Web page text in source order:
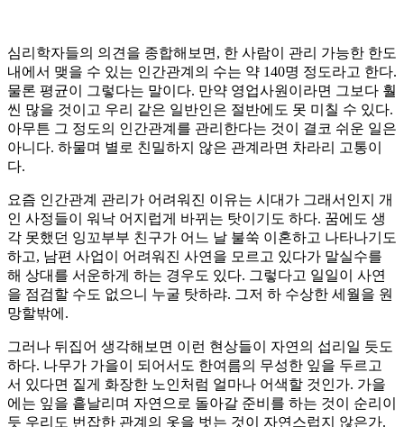
심리학자들의 의견을 종합해보면, 한 사람이 관리 가능한 한도
내에서 맺을 수 있는 인간관계의 수는 약 140명 정도라고 한다.
물론 평균이 그렇다는 말이다. 만약 영업사원이라면 그보다 훨
씬 많을 것이고 우리 같은 일반인은 절반에도 못 미칠 수 있다.
아무튼 그 정도의 인간관계를 관리한다는 것이 결코 쉬운 일은
아니다. 하물며 별로 친밀하지 않은 관계라면 차라리 고통이
다.
요즘 인간관계 관리가 어려워진 이유는 시대가 그래서인지 개
인 사정들이 워낙 어지럽게 바뀌는 탓이기도 하다. 꿈에도 생
각 못했던 잉꼬부부 친구가 어느 날 불쑥 이혼하고 나타나기도
하고, 남편 사업이 어려워진 사연을 모르고 있다가 말실수를
해 상대를 서운하게 하는 경우도 있다. 그렇다고 일일이 사연
을 점검할 수도 없으니 누굴 탓하랴. 그저 하 수상한 세월을 원
망할밖에.
그러나 뒤집어 생각해보면 이런 현상들이 자연의 섭리일 듯도
하다. 나무가 가을이 되어서도 한여름의 무성한 잎을 두르고
서 있다면 짙게 화장한 노인처럼 얼마나 어색할 것인가. 가을
에는 잎을 흩날리며 자연으로 돌아갈 준비를 하는 것이 순리이
듯 우리도 번잡한 관계의 옷을 벗는 것이 자연스럽지 않은가.